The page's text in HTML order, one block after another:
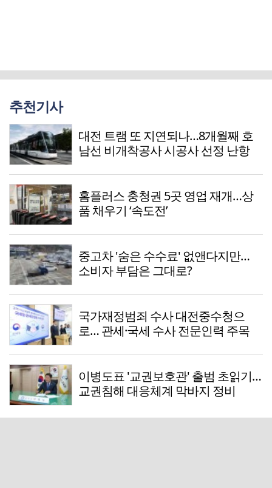
추천기사
대전 트램 또 지연되나…8개월째 호
남선 비개착공사 시공사 선정 난항
홈플러스 충청권 5곳 영업 재개…상
품 채우기 ‘속도전’
중고차 '숨은 수수료' 없앤다지만…
소비자 부담은 그대로?
국가재정범죄 수사 대전중수청으
로… 관세·국세 수사 전문인력 주목
이병도표 '교권보호관' 출범 초읽기…
교권침해 대응체계 막바지 정비